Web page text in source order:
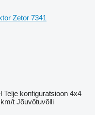
Zetor 7341
Telje konfiguratsioon 4x4
t Jõuvõtuvõlli